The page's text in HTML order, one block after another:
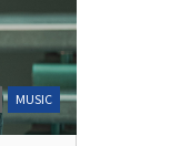
MUSIC